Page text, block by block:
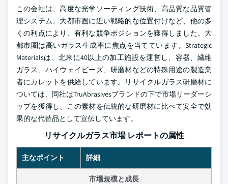
この会社は、高度な光学ソーティング技術、高品質な品質管
理システム、大都市圏に近い戦略的な位置付けなど、他の多
くの利点により、有利な競争ポジションを獲得しました。大
都市圏は高いガラス生成率に焦点を当てています。Strategic
Materialsは、北米に40以上の加工施設を運営し、容器、繊維
ガラス、ハイウェイビーズ、研磨材などの特殊用途の製造業
者にカレットを供給しています。リサイクルガラス研磨材に
ついては、同社はTruAbrasivesブランドの下で市場リーダーシ
ップを獲得し、この素材を伝統的な研磨材に比べて安全で効
果的な代替品として宣伝しています。
リサイクルガラス市場 レポートの属性
主なポイント 詳細
市場規模と成長